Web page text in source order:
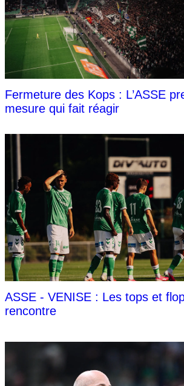
Fermeture des Kops : L’ASSE
mesure qui fait réagir
ASSE - VENISE : Les tops et
rencontre